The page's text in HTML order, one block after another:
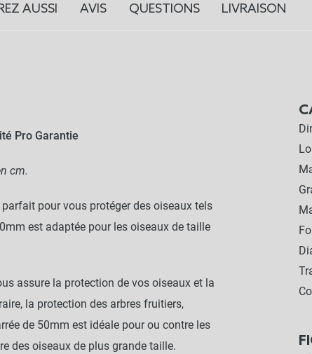
AUSSI AVIS QUESTIONS LIVRAISON
Pro Garantie
cm.
pour vous protéger des oiseaux tels
est adaptée pour les oiseaux de taille
assure la protection de vos oiseaux et la
la protection des arbres fruitiers,
de 50mm est idéale pour ou contre les
des oiseaux de plus grande taille.